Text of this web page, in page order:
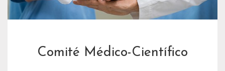
Comité Médico-Científico